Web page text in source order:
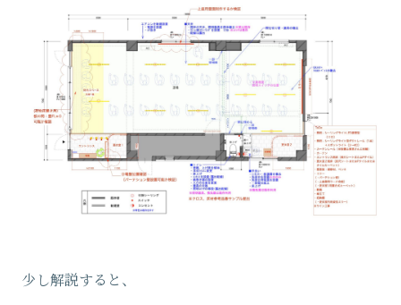
少し解説すると、